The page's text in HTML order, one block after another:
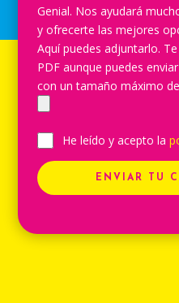
Genial. Nos ayudará
y ofrecerte las mejores
Aquí puedes adjuntarlo.
PDF aunque puedes
con un tamaño máximo
He leído y acepto la